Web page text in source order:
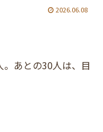
2026.06.08
あとの30人は、目